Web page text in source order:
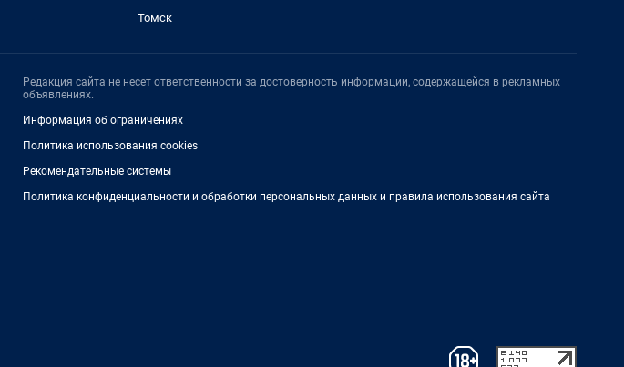
Томск
Редакция сайта не несет ответственности за достоверность информации, содержащейся в рекламных
объявлениях.
Информация об ограничениях
Политика использования cookies
Рекомендательные системы
Политика конфиденциальности и обработки персональных данных и правила использования сайта